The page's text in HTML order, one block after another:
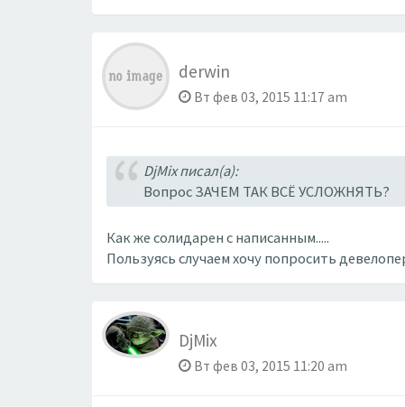
derwin
Вт фев 03, 2015 11:17 am
DjMix писал(а):
Вопрос ЗАЧЕМ ТАК ВСЁ УСЛОЖНЯТЬ?
Как же солидарен с написанным.....
Пользуясь случаем хочу попросить
DjMix
Вт фев 03, 2015 11:20 am